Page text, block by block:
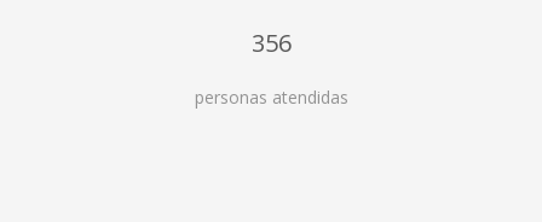
356
personas atendidas